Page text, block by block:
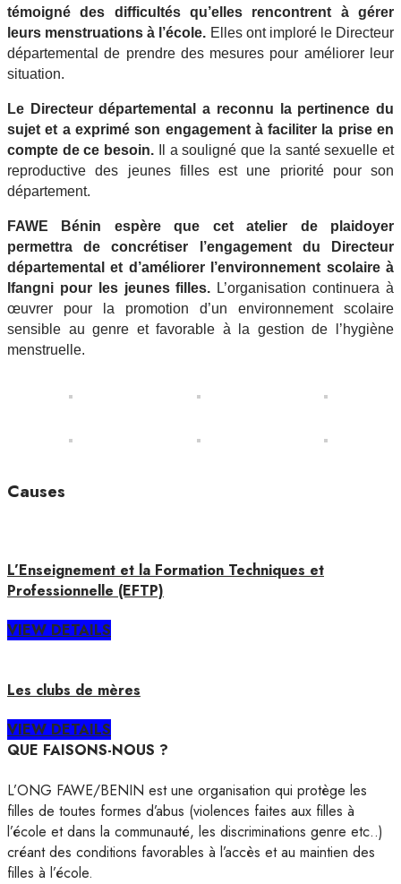
témoigné des difficultés qu’elles rencontrent à gérer
leurs menstruations à l’école. Elles ont imploré le Directeur
départemental de prendre des mesures pour améliorer leur
situation.
Le Directeur départemental a reconnu la pertinence du
sujet et a exprimé son engagement à faciliter la prise en
compte de ce besoin. Il a souligné que la santé sexuelle et
reproductive des jeunes filles est une priorité pour son
département.
FAWE Bénin espère que cet atelier de plaidoyer
permettra de concrétiser l’engagement du Directeur
départemental et d’améliorer l’environnement scolaire à
Ifangni pour les jeunes filles. L’organisation continuera à
œuvrer pour la promotion d’un environnement scolaire
sensible au genre et favorable à la gestion de l’hygiène
menstruelle.
Causes
L’Enseignement et la Formation Techniques et
Professionnelle (EFTP)
VIEW DETAILS
Les clubs de mères
VIEW DETAILS
QUE FAISONS-NOUS ?
L’ONG FAWE/BENIN est une organisation qui protège les
filles de toutes formes d’abus (violences faites aux filles à
l’école et dans la communauté, les discriminations genre etc..)
créant des conditions favorables à l’accès et au maintien des
filles à l’école.